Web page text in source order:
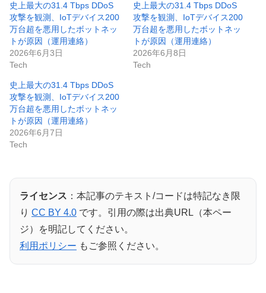
史上最大の31.4 Tbps DDoS
攻撃を観測、IoTデバイス200
万台超を悪用したボットネッ
トが原因（運用連絡）
2026年6月3日
Tech
史上最大の31.4 Tbps DDoS
攻撃を観測、IoTデバイス200
万台超を悪用したボットネッ
トが原因（運用連絡）
2026年6月8日
Tech
史上最大の31.4 Tbps DDoS
攻撃を観測、IoTデバイス200
万台超を悪用したボットネッ
トが原因（運用連絡）
2026年6月7日
Tech
ライセンス ：本記事のテキスト/コードは特記なき限
り CC BY 4.0 です。引用の際は出典URL（本ペー
ジ）を明記してください。
利用ポリシー もご参照ください。